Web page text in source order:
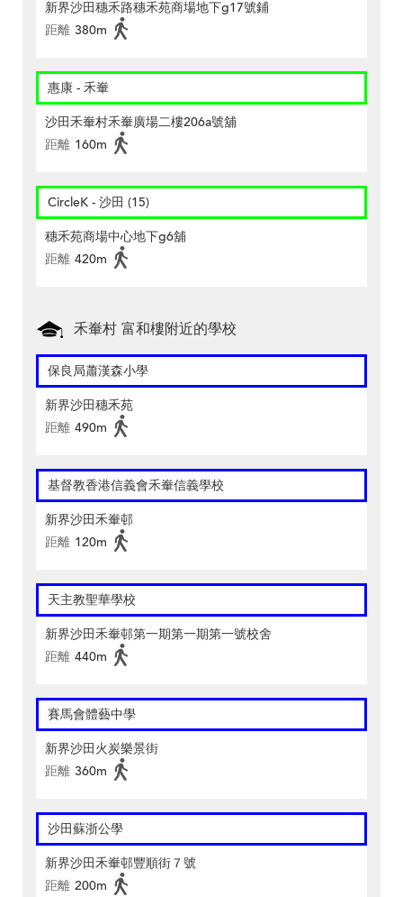
新界沙田穗禾路穗禾苑商場地下g17號鋪
距離 380m
惠康 - 禾輋
沙田禾輋村禾輋廣場二樓206a號舖
距離 160m
CircleK - 沙田 (15)
穗禾苑商場中心地下g6舖
距離 420m
禾輋村 富和樓附近的學校
保良局蕭漢森小學
新界沙田穗禾苑
距離 490m
基督教香港信義會禾輋信義學校
新界沙田禾輋邨
距離 120m
天主教聖華學校
新界沙田禾輋邨第一期第一期第一號校舍
距離 440m
賽馬會體藝中學
新界沙田火炭樂景街
距離 360m
沙田蘇浙公學
新界沙田禾輋邨豐順街７號
距離 200m